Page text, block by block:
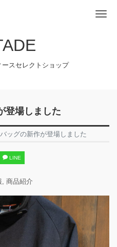
スセレクトショップ
登場しました
ッグの新作が登場しました
LINE
, 商品紹介